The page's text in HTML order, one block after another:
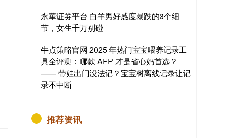
永華证券平台 白羊男好感度暴跌的3个细
节，女生千万别碰！
牛点策略官网 2025 年热门宝宝喂养记录工
具全评测：哪款 APP 才是省心妈首选？
—— 带娃出门没法记？宝宝树离线记录让记
录不中断
推荐资讯